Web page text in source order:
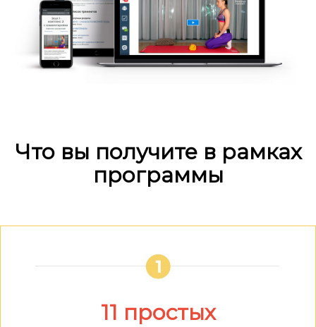
Что вы получите в рамках
программы
11 простых